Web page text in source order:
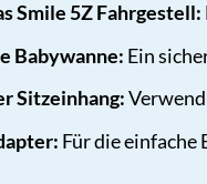
Smile 5Z Fahrgestell:
Babywanne: Ein
Sitzeinhang:
Für die einfache